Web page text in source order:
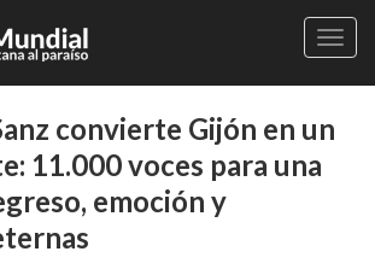
convierte Gijón en un
11.000 voces para una
emoción y